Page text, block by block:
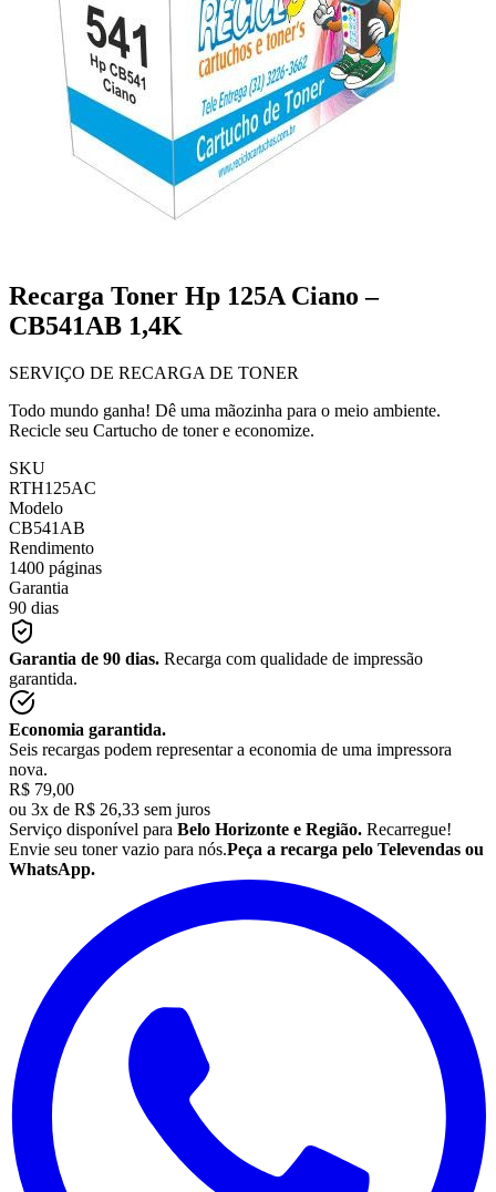
Recarga Toner Hp 125A Ciano –
CB541AB 1,4K
SERVIÇO DE RECARGA DE TONER
Todo mundo ganha! Dê uma mãozinha para o meio ambiente.
Recicle seu Cartucho de toner e economize.
SKU
RTH125AC
Modelo
CB541AB
Rendimento
1400 páginas
Garantia
90 dias
Garantia de 90 dias. Recarga com qualidade de impressão
garantida.
Economia garantida.
Seis recargas podem representar a economia de uma impressora
nova.
R$ 79,00
ou 3x de R$ 26,33 sem juros
Serviço disponível para Belo Horizonte e Região. Recarregue!
Envie seu toner vazio para nós.Peça a recarga pelo Televendas ou
WhatsApp.